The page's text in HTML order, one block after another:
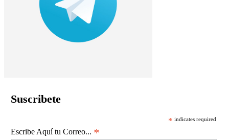
Suscribete
* indicates required
Escribe Aquí tu Correo... *